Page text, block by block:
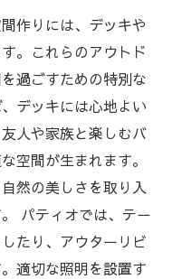
作りには、デッキや
。これらのアウトド
過ごすための特別な
デッキには心地よい
人や家族と楽しむバ
空間が生まれます。
然の美しさを取り入
パティオでは、テー
たり、アウターリビ
適切な照明を設置す